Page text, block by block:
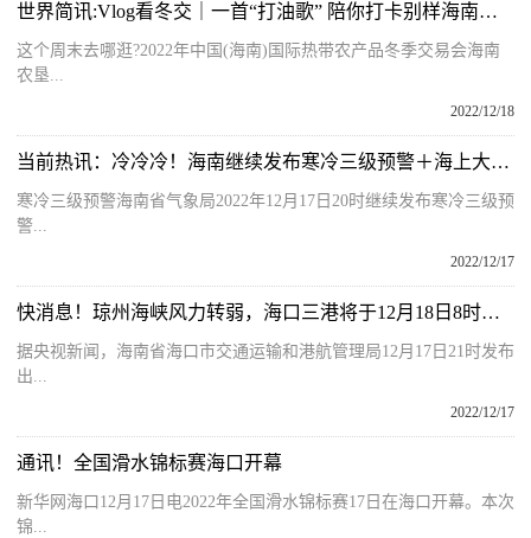
世界简讯:Vlog看冬交｜一首“打油歌” 陪你打卡别样海南海垦馆
这个周末去哪逛?2022年中国(海南)国际热带农产品冬季交易会海南
农垦...
2022/12/18
当前热讯：冷冷冷！海南继续发布寒冷三级预警＋海上大风四级预警
寒冷三级预警海南省气象局2022年12月17日20时继续发布寒冷三级预
警...
2022/12/17
快消息！琼州海峡风力转弱，海口三港将于12月18日8时复航
据央视新闻，海南省海口市交通运输和港航管理局12月17日21时发布
出...
2022/12/17
通讯！全国滑水锦标赛海口开幕
新华网海口12月17日电2022年全国滑水锦标赛17日在海口开幕。本次
锦...